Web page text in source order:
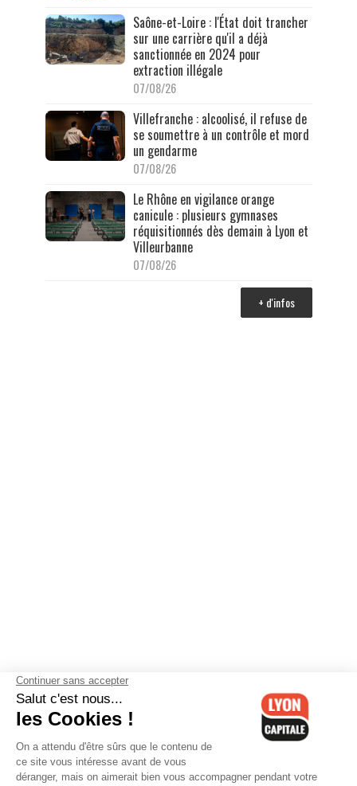
Saône-et-Loire : l'État doit trancher
sur une carrière qu'il a déjà
sanctionnée en 2024 pour
extraction illégale
07/08/26
Villefranche : alcoolisé, il refuse de
se soumettre à un contrôle et mord
un gendarme
07/08/26
Le Rhône en vigilance orange
canicule : plusieurs gymnases
réquisitionnés dès demain à Lyon et
Villeurbanne
07/08/26
+ d'infos